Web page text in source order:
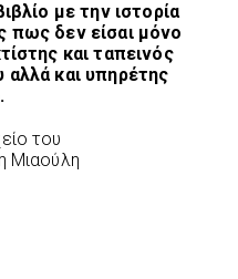
με την ιστορία
πως δεν είσαι μόνο
και ταπεινός
αλλά και υπηρέτης
του
Μιαούλη